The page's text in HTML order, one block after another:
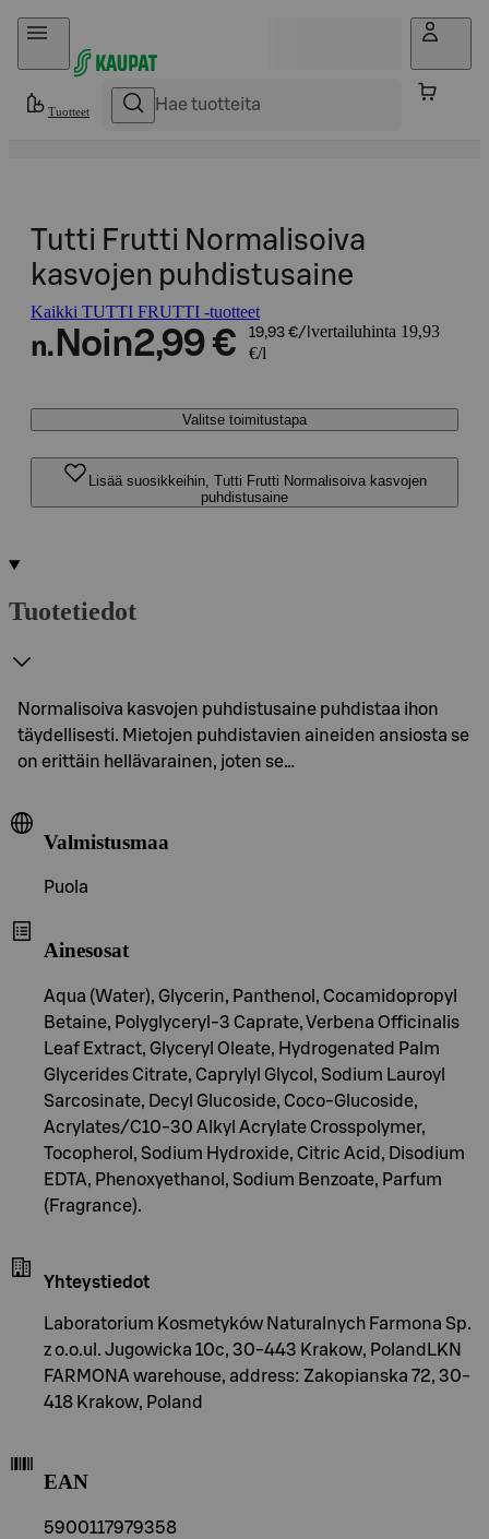
Hyppää sisältöön
Tuotteet
Tutti Frutti Normalisoiva
kasvojen puhdistusaine
Kaikki TUTTI FRUTTI -tuotteet
n. Noin2,99 € 19,93 €/l vertailuhinta 19,93
€/l
Valitse toimitustapa
Lisää suosikkeihin, Tutti Frutti Normalisoiva kasvojen
puhdistusaine
Tuotetiedot
Normalisoiva kasvojen puhdistusaine puhdistaa ihon
täydellisesti. Mietojen puhdistavien aineiden ansiosta se
on erittäin hellävarainen, joten se…
Valmistusmaa
Puola
Ainesosat
Aqua (Water), Glycerin, Panthenol, Cocamidopropyl
Betaine, Polyglyceryl-3 Caprate, Verbena Officinalis
Leaf Extract, Glyceryl Oleate, Hydrogenated Palm
Glycerides Citrate, Caprylyl Glycol, Sodium Lauroyl
Sarcosinate, Decyl Glucoside, Coco-Glucoside,
Acrylates/C10-30 Alkyl Acrylate Crosspolymer,
Tocopherol, Sodium Hydroxide, Citric Acid, Disodium
EDTA, Phenoxyethanol, Sodium Benzoate, Parfum
(Fragrance).
Yhteystiedot
Laboratorium Kosmetyków Naturalnych Farmona Sp.
z o.o.ul. Jugowicka 10c, 30-443 Krakow, PolandLKN
FARMONA warehouse, address: Zakopianska 72, 30-
418 Krakow, Poland
EAN
5900117979358